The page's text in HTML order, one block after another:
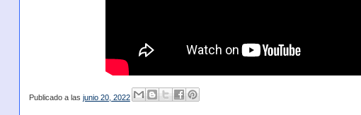
Publicado a las junio 20, 2022